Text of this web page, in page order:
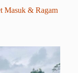
Masuk & Ragam